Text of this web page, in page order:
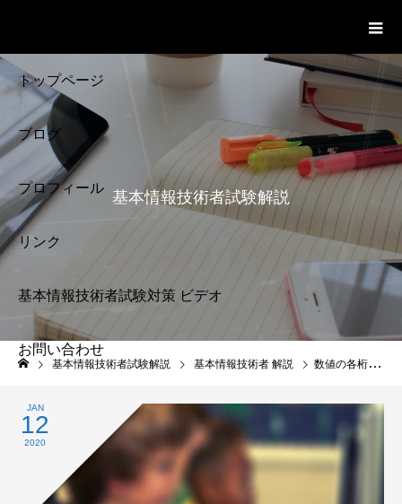
トップページ
ブログ
プロフィール
リンク
基本情報技術者試験対策 ビデオ
お問い合わせ
プライバシーポリシー
基本情報技術者試験
解説
基本情報技術者試験解説
基本情報技術者試験解説 基本情報技術者 解説 数値の各桁の重み ２進数 １０進数 Ｎ進数 基本情報技術者 試験 44
JAN
12
2020